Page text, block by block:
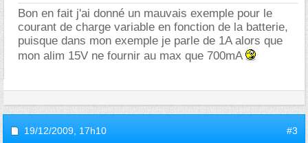
Bon en fait j'ai donné un mauvais exemple pour le
courant de charge variable en fonction de la batterie,
puisque dans mon exemple je parle de 1A alors que
mon alim 15V ne fournir au max que 700mA
19/12/2009, 17h10 #3